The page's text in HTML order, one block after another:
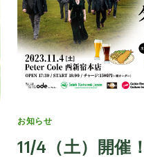
Categories
お知らせ
11/4（土）開催